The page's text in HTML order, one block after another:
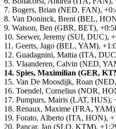
7. Bogers, Brian (NED, FAN),
8. Van Doninck, Brent (BEL,
9. Watson, Ben (GBR, BET),
10. Seewer, Jeremy (SUI, DUC),
11. Geerts, Jago (BEL, YAM),
12. Guadagnini, Mattia (ITA,
13. Vlaanderen, Calvin (NED,
14. Spies, Maximilian (GER,
15. Van De Moosdijk, Roan
16. Toendel, Cornelius (NOR,
17. Pumpurs, Mairis (LAT, HUS),
18. Renaux, Maxime (FRA,
19. Forato, Alberto (ITA, HON),
20. Pancar, Jan (SLO, KTM),